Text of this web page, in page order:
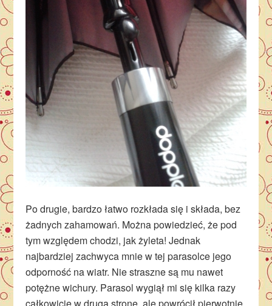
Po drugie, bardzo łatwo rozkłada się i składa, bez
żadnych zahamowań. Można powiedzieć, że pod
tym względem chodzi, jak żyleta! Jednak
najbardziej zachwyca mnie w tej parasolce jego
odporność na wiatr. Nie straszne są mu nawet
potężne wichury. Parasol wygiął mi się kilka razy